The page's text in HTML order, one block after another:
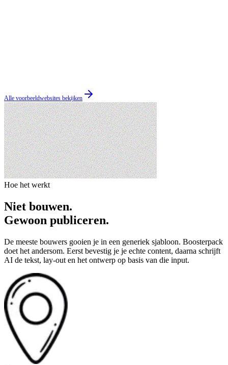
Alle voorbeeldwebsites bekijken
Hoe het werkt
Niet bouwen.
Gewoon publiceren.
De meeste bouwers gooien je in een generiek sjabloon. Boosterpack
doet het andersom. Eerst bevestig je je echte content, daarna schrijft
AI de tekst, lay-out en het ontwerp op basis van die input.